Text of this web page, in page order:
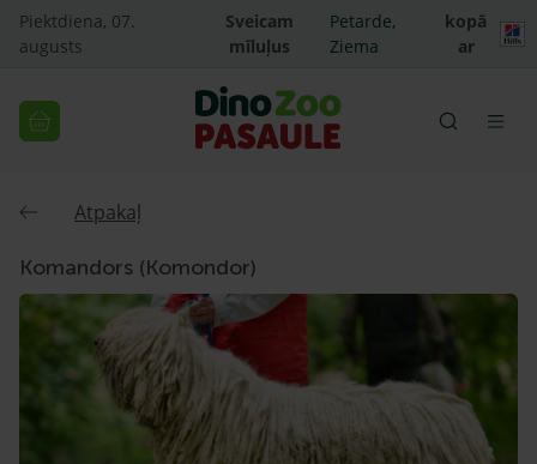
Piektdiena, 07.
augusts
Sveicam
mīluļus
Petarde,
Ziema
kopā
ar
Atpakaļ
Komandors (Komondor)